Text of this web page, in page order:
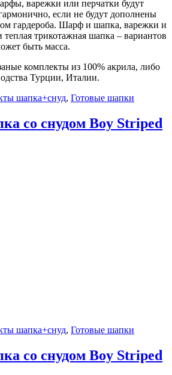
варежки или перчатки будут
если не будут дополнены
гардероба. Шарф и шапка, варежки и
трикотажная шапка – вариантов
быть масса.
комплекты из 100% акрила, либо
Турции, Италии.
шапка+снуд, Готовые шапки
со снудом Boy Striped
шапка+снуд, Готовые шапки
со снудом Boy Striped